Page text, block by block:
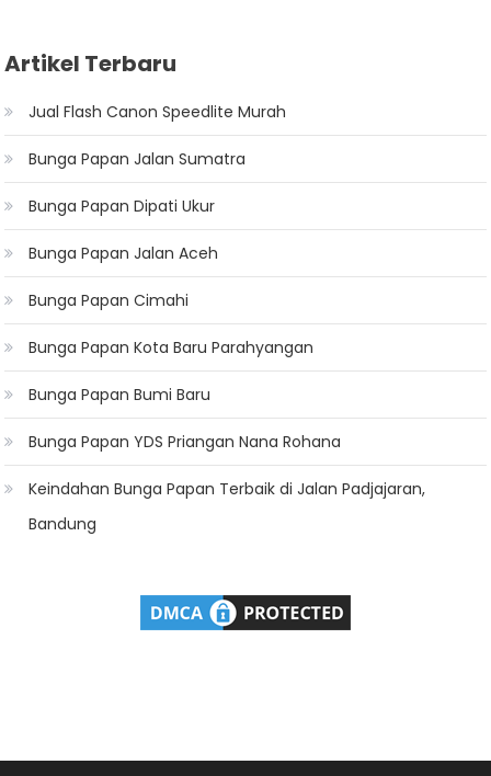
Artikel Terbaru
Jual Flash Canon Speedlite Murah
Bunga Papan Jalan Sumatra
Bunga Papan Dipati Ukur
Bunga Papan Jalan Aceh
Bunga Papan Cimahi
Bunga Papan Kota Baru Parahyangan
Bunga Papan Bumi Baru
Bunga Papan YDS Priangan Nana Rohana
Keindahan Bunga Papan Terbaik di Jalan Padjajaran,
Bandung